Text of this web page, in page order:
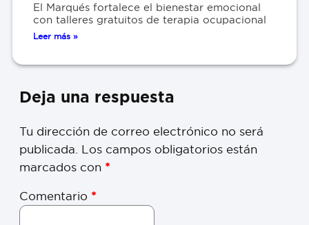
El Marqués fortalece el bienestar emocional
con talleres gratuitos de terapia ocupacional
Leer más »
Deja una respuesta
Tu dirección de correo electrónico no será
publicada. Los campos obligatorios están
marcados con *
Comentario *